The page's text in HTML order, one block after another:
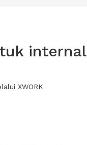
internal
XWORK